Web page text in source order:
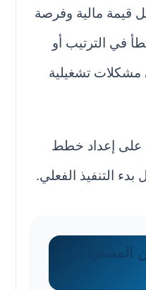
قيمة مالية وفرصة
في الترتيب أو
مشكلات تشغيلية
على إعداد خطط
التنفيذ الفعلي.
المستودعات